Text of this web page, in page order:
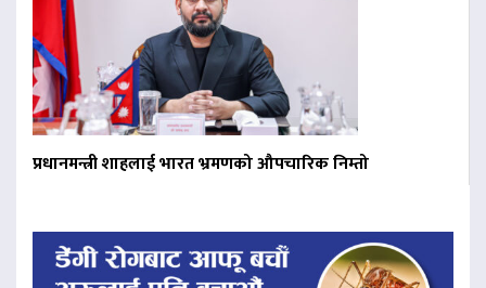
प्रधानमन्त्री शाहलाई भारत भ्रमणको औपचारिक निम्तो